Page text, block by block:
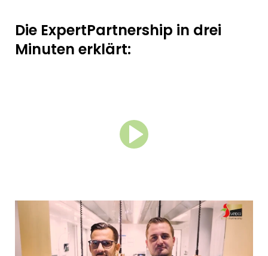
Die ExpertPartnership in drei
Minuten erklärt: